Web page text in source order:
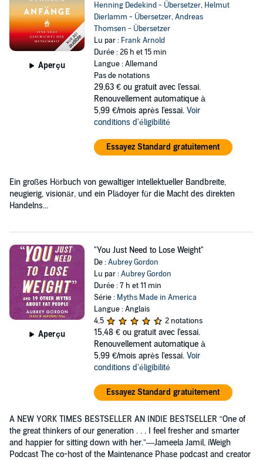
Aperçu
Henning Dedekind - Übersetzer, Helmut
Dierlamm - Übersetzer,Andreas
Thomsen - Übersetzer
Lu par : Frank Arnold
Durée : 26 h et 15 min
Langue : Allemand
Pas de notations
29,63 € ou gratuit avec l'essai.
Renouvellement automatique à
5,99 €/mois après l'essai. Voir
conditions d'éligibilité
Essayez Standard gratuitement
Ein großes Hörbuch von gewaltiger intellektueller Bandbreite,
neugierig, visionär, und ein Plädoyer für die Macht des direkten
Handelns...
Aperçu
"You Just Need to Lose Weight"
De :Aubrey Gordon
Lu par :Aubrey Gordon
Durée : 7 h et 11 min
Série : Myths Made in America
Langue : Anglais
4,5
2 notations
15,48 € ou gratuit avec l'essai.
Renouvellement automatique à
5,99 €/mois après l'essai. Voir
conditions d'éligibilité
Essayez Standard gratuitement
A NEW YORK TIMES BESTSELLER AN INDIE BESTSELLER “One of
the great thinkers of our generation . . . I feel fresher and smarter
and happier for sitting down with her.”—Jameela Jamil, iWeigh
Podcast The co-host of the Maintenance Phase podcast and creator